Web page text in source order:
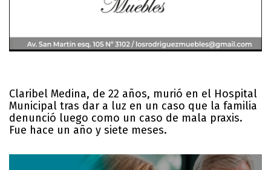
Claribel Medina, de 22 años, murió en el Hospital
Municipal tras dar a luz en un caso que la familia
denunció luego como un caso de mala praxis.
Fue hace un año y siete meses.